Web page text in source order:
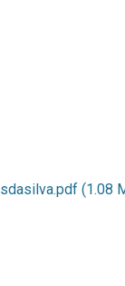
(1.08